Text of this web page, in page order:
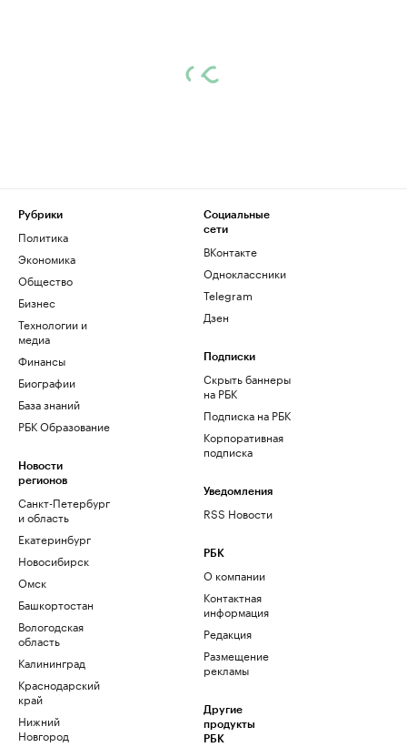
Рубрики
Политика
Экономика
Общество
Бизнес
Технологии и
медиа
Финансы
Биографии
База знаний
РБК Образование
Новости
регионов
Санкт-Петербург
и область
Екатеринбург
Новосибирск
Омск
Башкортостан
Вологодская
область
Калининград
Краснодарский
край
Нижний
Новгород
Социальные
сети
ВКонтакте
Одноклассники
Telegram
Дзен
Подписки
Скрыть баннеры
на РБК
Подписка на РБК
Корпоративная
подписка
Уведомления
RSS Новости
РБК
О компании
Контактная
информация
Редакция
Размещение
рекламы
Другие
продукты
РБК